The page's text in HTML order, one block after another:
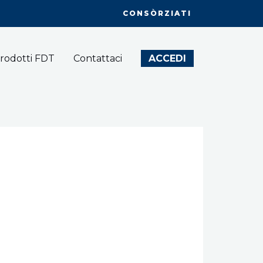
CONSÒRZIATI
FDT Contattaci ACCEDI